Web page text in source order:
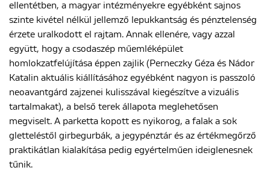
ellentétben, a magyar intézményekre egyébként sajnos
szinte kivétel nélkül jellemző lepukkantság és pénztelenség
érzete uralkodott el rajtam. Annak ellenére, vagy azzal
együtt, hogy a csodaszép műemléképület
homlokzatfelújítása éppen zajlik (Perneczky Géza és Nádor
Katalin aktuális kiállításához egyébként nagyon is passzoló
neoavantgárd zajzenei kulisszával kiegészítve a vizuális
tartalmakat), a belső terek állapota meglehetősen
megviselt. A parketta kopott es nyikorog, a falak a sok
gletteléstől girbegurbák, a jegypénztár és az értékmegőrző
praktikátlan kialakítása pedig egyértelműen ideiglenesnek
tűnik.